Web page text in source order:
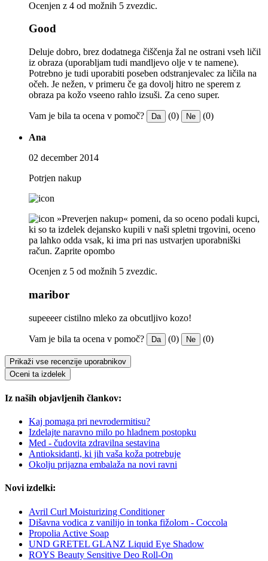
Ocenjen z 4 od možnih 5 zvezdic.
Good
Deluje dobro, brez dodatnega čiščenja žal ne ostrani vseh ličil
iz obraza (uporabljam tudi mandljevo olje v te namene).
Potrebno je tudi uporabiti poseben odstranjevalec za ličila na
očeh. Je nežen, v primeru če ga dovolj hitro ne sperem z
obraza pa kožo vseeno rahlo izsuši. Za ceno super.
Vam je bila ta ocena v pomoč? Da (0) Ne (0)
Ana
02 december 2014
Potrjen nakup
»Preverjen nakup« pomeni, da so oceno podali kupci,
ki so ta izdelek dejansko kupili v naši spletni trgovini, oceno
pa lahko odda vsak, ki ima pri nas ustvarjen uporabniški
račun. Zaprite opombo
Ocenjen z 5 od možnih 5 zvezdic.
maribor
supeeeer cistilno mleko za obcutljivo kozo!
Vam je bila ta ocena v pomoč? Da (0) Ne (0)
Prikaži vse recenzije uporabnikov
Oceni ta izdelek
Iz naših objavljenih člankov:
Kaj pomaga pri nevrodermitisu?
Izdelajte naravno milo po hladnem postopku
Med - čudovita zdravilna sestavina
Antioksidanti, ki jih vaša koža potrebuje
Okolju prijazna embalaža na novi ravni
Novi izdelki:
Avril Curl Moisturizing Conditioner
Dišavna vodica z vanilijo in tonka fižolom - Coccola
Propolia Active Soap
UND GRETEL GLANZ Liquid Eye Shadow
ROYS Beauty Sensitive Deo Roll-On